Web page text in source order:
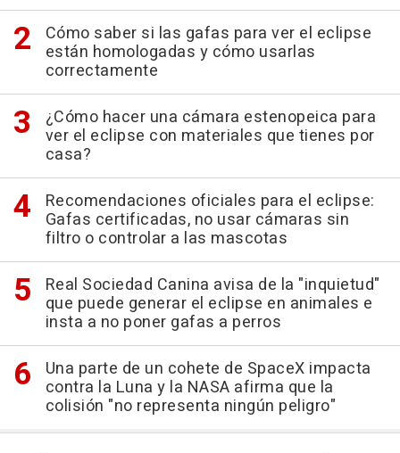
Cómo saber si las gafas para ver el eclipse
están homologadas y cómo usarlas
correctamente
¿Cómo hacer una cámara estenopeica para
ver el eclipse con materiales que tienes por
casa?
Recomendaciones oficiales para el eclipse:
Gafas certificadas, no usar cámaras sin
filtro o controlar a las mascotas
Real Sociedad Canina avisa de la "inquietud"
que puede generar el eclipse en animales e
insta a no poner gafas a perros
Una parte de un cohete de SpaceX impacta
contra la Luna y la NASA afirma que la
colisión "no representa ningún peligro"